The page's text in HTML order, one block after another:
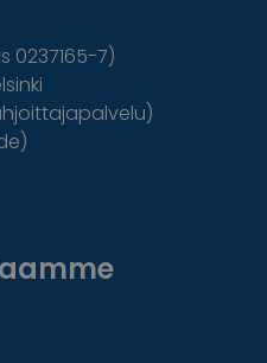
0237165-7)